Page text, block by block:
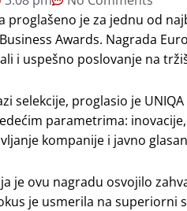
proglašeno je za jednu od
Awards. Nagrada
i uspešno poslovanje na
selekcije, proglasio je
parametrima:
kompanije i javno
je ovu nagradu osvojilo
je usmerila na superiorni